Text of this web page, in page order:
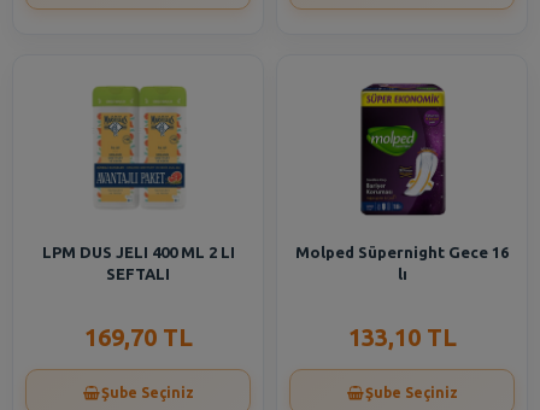
LPM DUS JELI 400 ML 2 LI
SEFTALI
169,70 TL
Şube Seçiniz
Molped Süpernight Gece 16
lı
133,10 TL
Şube Seçiniz